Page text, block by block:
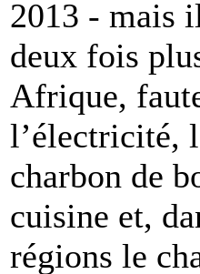
2013 - mais
deux fois
Afrique,
l’électricité,
charbon de
cuisine et,
régions le